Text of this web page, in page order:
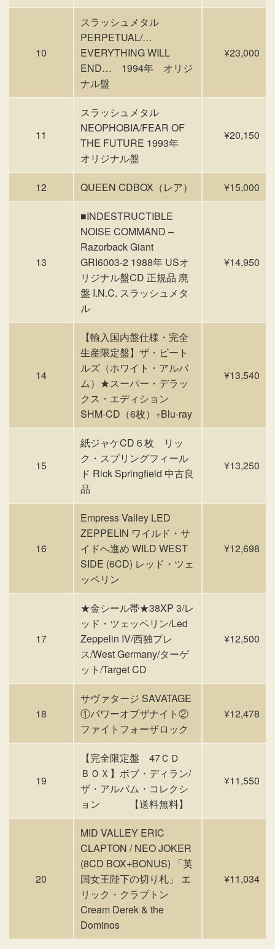
10
スラッシュメタル
PERPETUAL/…
EVERYTHING WILL
END… 1994年 オリジ
ナル盤
¥23,000
11
スラッシュメタル
NEOPHOBIA/FEAR OF
THE FUTURE 1993年
オリジナル盤
¥20,150
12 QUEEN CDBOX（レア） ¥15,000
13
■INDESTRUCTIBLE
NOISE COMMAND –
Razorback Giant
GRI6003-2 1988年 USオ
リジナル盤CD 正規品 廃
盤 I.N.C. スラッシュメタ
ル
¥14,950
14
【輸入国内盤仕様・完全
生産限定盤】ザ・ビート
ルズ（ホワイト・アルバ
ム）★スーパー・デラッ
クス・エディション
SHM-CD（6枚）+Blu-ray
¥13,540
15
紙ジャケCD６枚 リッ
ク・スプリングフィール
ド Rick Springfield 中古良
品
¥13,250
16
Empress Valley LED
ZEPPELIN ワイルド・サ
イドへ進め WILD WEST
SIDE (6CD) レッド・ツェ
ッペリン
¥12,698
17
★金シール帯★38XP 3/レ
ッド・ツェッペリン/Led
Zeppelin IV/西独プレ
ス/West Germany/ターゲ
ット/Target CD
¥12,500
18
サヴァタージ SAVATAGE
①パワーオブザナイト②
ファイトフォーザロック
¥12,478
19
【完全限定盤 47ＣＤ
ＢＯＸ】ボブ・ディラン/
ザ・アルバム・コレクシ
ョン 【送料無料】
¥11,550
20
MID VALLEY ERIC
CLAPTON / NEO JOKER
(8CD BOX+BONUS) 「英
国女王陛下の切り札」 エ
リック・クラプトン
Cream Derek & the
Dominos
¥11,034